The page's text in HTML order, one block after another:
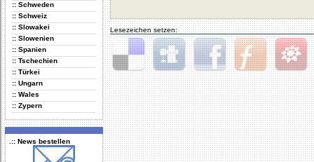
:: Schweden
:: Schweiz
:: Slowakei
:: Slowenien
:: Spanien
:: Tschechien
:: Türkei
:: Ungarn
:: Wales
:: Zypern
.:: News bestellen
Lesezeichen setzen:
Delicious Digg Facebook Furl StudiVZ